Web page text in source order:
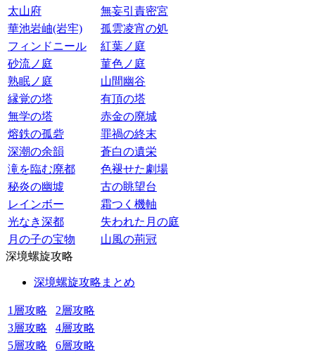
太山府
無妄引責密宮
華池岩岫(岩牢)
孤雲凌宵の処
フィンドニール
紅葉ノ庭
砂流ノ庭
菫色ノ庭
熟眠ノ庭
山間幽谷
縁覚の塔
有頂の塔
無学の塔
赤金の廃城
熔鉄の孤砦
罪禍の終末
深潮の余韻
蒼白の遺栄
滝を臨む廃都
色褪せた劇場
秘炎の幽墟
古の眺望台
レインボー
霜つく機軸
光なき深都
失われた月の庭
月の子の宝物
山風の荊冠
深境螺旋攻略
深境螺旋攻略まとめ
1層攻略
2層攻略
3層攻略
4層攻略
5層攻略
6層攻略